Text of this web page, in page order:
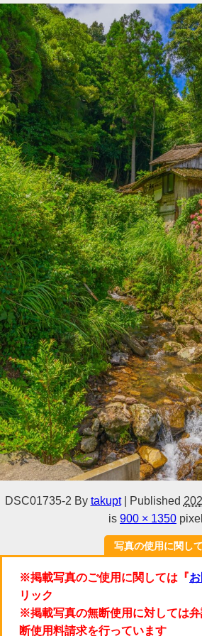
DSC01735-2 By takupt Published
is 900 × 1350
写真の使用に関して
※掲載写真のご使用に関しては『
リック
※掲載写真の無断使用に対しては
断使用料請求を行っています